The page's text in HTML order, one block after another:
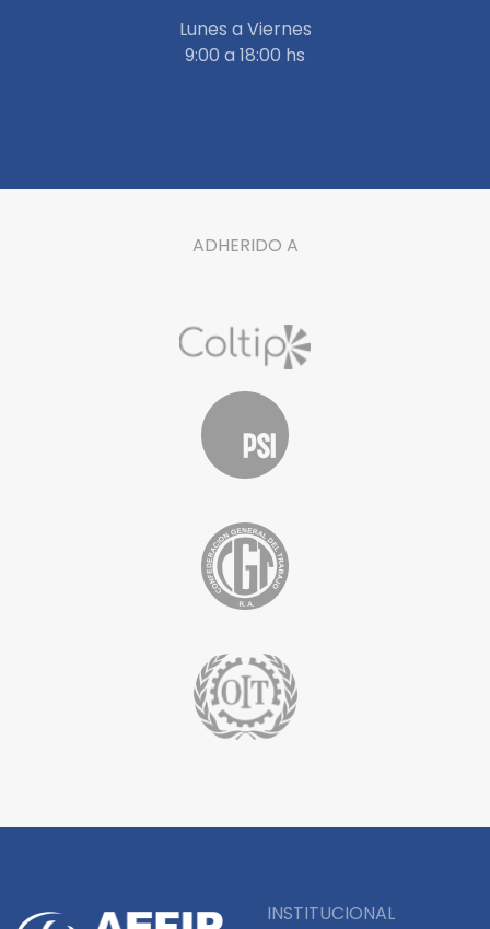
Lunes a Viernes
9:00 a 18:00 hs
ADHERIDO A
INSTITUCIONAL